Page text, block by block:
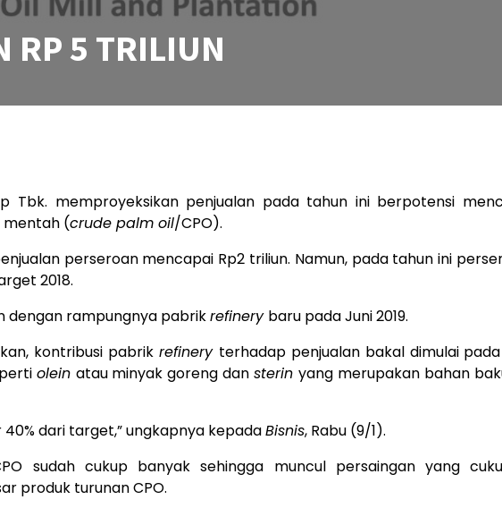
RP 5 TRILIUN
Tbk. memproyeksikan penjualan pada tahun ini berpotensi
mentah (crude palm oil/CPO).
perseroan mencapai Rp2 triliun. Namun, pada tahun ini
2018.
dengan rampungnya pabrikrefinery baru pada Juni 2019.
kontribusi pabrik refinery terhadap penjualan bakal dimulai pada
olein atau minyak goreng dansterinyang merupakan bahan
dari target,” ungkapnya kepadaBisnis, Rabu (9/1).
sudah cukup banyak sehingga muncul persaingan yang
produk turunan CPO.